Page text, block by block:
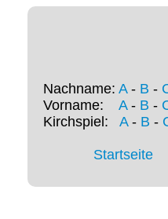
Nachname: A- B -
Vorname: A- B -
Kirchspiel: A- B -
Startseite